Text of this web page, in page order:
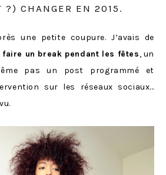
?) CHANGER EN 2015.
une petite coupure. J’avais de
faire un break pendant les fêtes, un
pas un post programmé et
sur les réseaux sociaux…